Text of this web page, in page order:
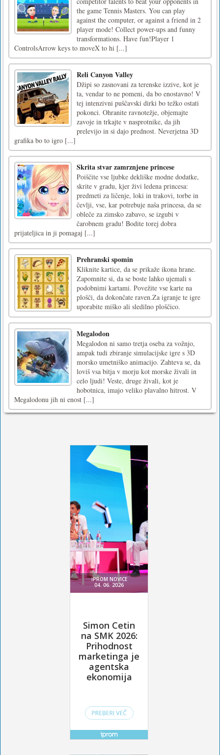
the game Tennis Masters. You can play
against the computer, or against a friend in 2
player mode! Collect power-ups and funny
transformations. Have fun!Player 1
ControlsArrow keys to moveX to hi [...]
Reli Canyon Valley
Džipi so zasnovani za terenske izzive, kot je
ta, vendar to ne pomeni, da bo enostavno! V
tej intenzivni puščavski dirki bo težko ostati
pokonci. Ohranite ravnotežje, objemajte
zavoje in trkajte v nasprotnike, da jih
prelevijo in si dajo prednost. Neverjetna 3D
grafika bo to igro [...]
Skrita stvar zamrznjene princese
Poiščite vse ljubke dekliške modne dodatke,
skrite v gradu, kjer živi ledena princesa:
predmeti za ličenje, loki in trakovi, torbe in
čevlji, vse, kar potrebuje naša princesa, da se
obleče za zimsko zabavo, se izgubi v
čarobnem gradu! Bodite torej dobra
prijateljica in ji pomagaj [...]
Prehranski spomin
Kliknite kartice, da se prikaže ikona hrane.
Zapomnite si, da se boste lahko ujemali s
podobnimi kartami. Povežite vse karte na
plošči, da dokončate raven.Za igranje te igre
uporabite miško ali sledilno ploščico.
Megalodon
Megalodon ni samo tretja oseba za vožnjo,
ampak tudi zbiranje simulacijske igre s 3D
morsko umetniško animacijo. Zahteva se, da
loviš vsa bitja v morju kot morske živali in
celo ljudi! Veste, druge živali, kot je
hobotnica, imajo veliko plavalno hitrost. V
Megalodonu jih ni enost [...]